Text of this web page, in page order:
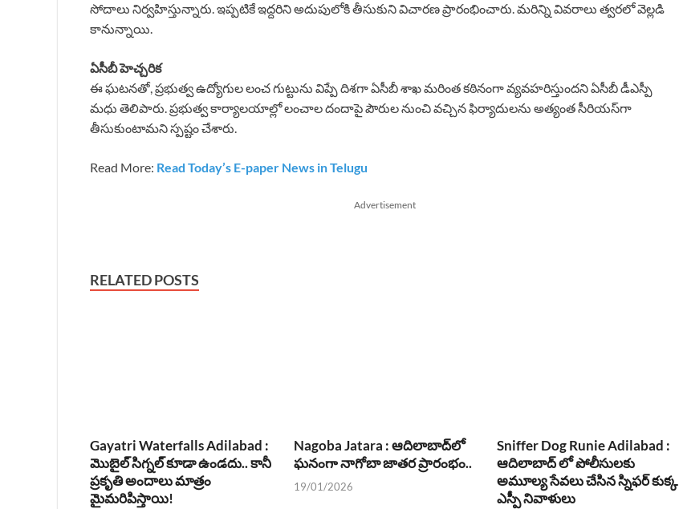
సోదాలు నిర్వహిస్తున్నారు. ఇప్పటికే ఇద్దరిని అదుపులోకి తీసుకుని విచారణ ప్రారంభించారు. మరిన్ని వివరాలు త్వరలో వెల్లడి
కానున్నాయి.
ఏసీబీ హెచ్చరిక
ఈ ఘటనతో, ప్రభుత్వ ఉద్యోగుల లంచ గుట్టును విప్పే దిశగా ఏసీబీ శాఖ మరింత కఠినంగా వ్యవహరిస్తుందని ఏసీబీ డీఎస్పీ
మధు తెలిపారు. ప్రభుత్వ కార్యాలయాల్లో లంచాల దందాపై పౌరుల నుంచి వచ్చిన ఫిర్యాదులను అత్యంత సీరియస్‌గా
తీసుకుంటామని స్పష్టం చేశారు.
Read More: Read Today’s E-paper News in Telugu
Advertisement
RELATED POSTS
Gayatri Waterfalls Adilabad :
మొబైల్ సిగ్నల్ కూడా ఉండదు.. కానీ
ప్రకృతి అందాలు మాత్రం
మైమరిపిస్తాయి!
Nagoba Jatara : ఆదిలాబాద్‌లో
ఘనంగా నాగోబా జాతర ప్రారంభం..
19/01/2026
Sniffer Dog Runie Adilabad :
ఆదిలాబాద్ లో పోలీసులకు
అమూల్య సేవలు చేసిన స్నిఫర్ కుక్క
ఎస్పీ నివాళులు